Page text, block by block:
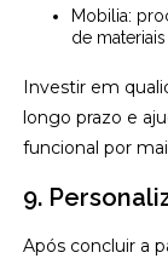
Mobilia: procure móveis com garantia e que sejam feitos
de
Investir em
longo prazo e
funcional por
9.
Após concluir a